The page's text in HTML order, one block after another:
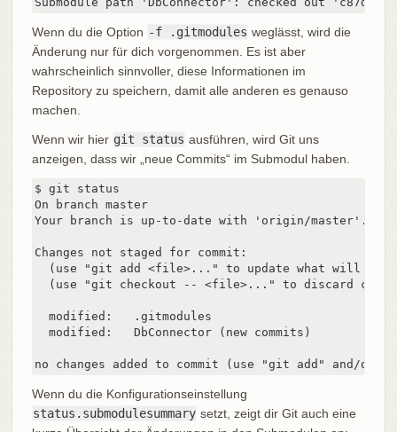
Wenn du die Option -f .gitmodules weglässt, wird die
Änderung nur für dich vorgenommen. Es ist aber
wahrscheinlich sinnvoller, diese Informationen im
Repository zu speichern, damit alle anderen es genauso
machen.
Wenn wir hier git status ausführen, wird Git uns
anzeigen, dass wir „neue Commits“ im Submodul haben.
$ git status
On branch master
Your branch is up-to-date with 'origin/master'.
Changes not staged for commit:
(use "git add <file>..." to update what will be
(use "git checkout -- <file>..." to discard
  modified:   .gitmodules
  modified:   DbConnector (new commits)
no changes added to commit (use "git add" and/or
Wenn du die Konfigurationseinstellung
status.submodulesummary setzt, zeigt dir Git auch eine